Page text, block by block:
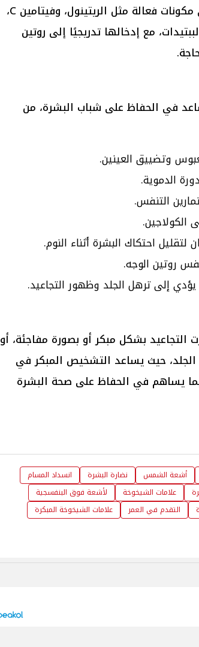
كما ينصح باستخدام منتجات تحتوي على مكونات فعالة مثل الريتينول، وفيتامين C،
مع إدخالها تدريجيًا إلى روتين
في الحفاظ على شباب البشرة، من
وتضييق العينين.
الدموية.
التنفس.
الكولاجين.
احتكاك البشرة أثناء النوم.
روتين الوجه.
إلى ترهل الجلد وظهور التجاعيد.
بشكل مبكر أو بصورة مفاجئة، أو
حيث يساعد التشخيص المبكر في
بما يساهم في الحفاظ على صحة البشرة
أشعة الشمس نضارة البشرة
انسداد المسام
علامات الشيخوخة
لأشعة فوق البنفسجية
التقدم في العمر
علامات الشيخوخة المبكرة